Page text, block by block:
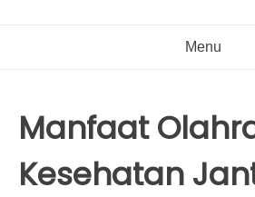
Menu
Manfaat
Kesehatan